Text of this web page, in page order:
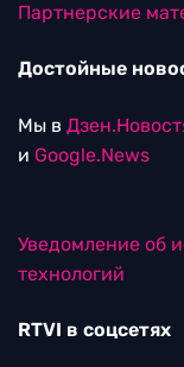
Партнерские
Достойные
Мы в
и Google.News
Уведомление об
технологий
RTVI в соцсетях